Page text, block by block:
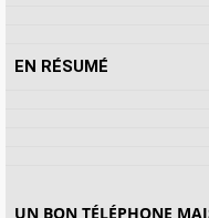
EN RÉSUMÉ
UN BON TÉLÉPHONE